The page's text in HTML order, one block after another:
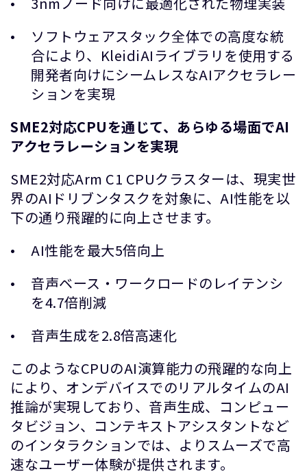
ソフトウェアスタック全体での高度な統
合により、KleidiAIライブラリを使用する
開発者向けにシームレスなAIアクセラレー
ションを実現
SME2対応CPUを通じて、あらゆる場面でAI
アクセラレーションを実現
SME2対応Arm C1 CPUクラスターは、現実世
界のAIドリブンタスクを対象に、AI性能を以
下の通り飛躍的に向上させます。
AI性能を最大5倍向上
音声ベース・ワークロードのレイテンシ
を4.7倍削減
音声生成を2.8倍高速化
このようなCPUのAI演算能力の飛躍的な向上
により、オンデバイスでのリアルタイムのAI
推論が実現しており、音声生成、コンピュー
タビジョン、コンテキストアシスタントなど
のインタラクションでは、よりスムーズで高
速なユーザー体験が提供されます。